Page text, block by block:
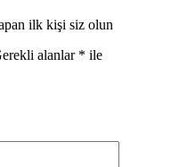
ilk kişi siz olun
alanlar * ile